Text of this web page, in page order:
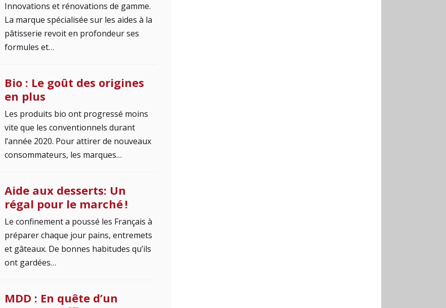
Innovations et rénovations de gamme.
La marque spécialisée sur les aides à la
pâtisserie revoit en profondeur ses
formules et…
Bio : Le goût des origines
en plus
Les produits bio ont progressé moins
vite que les conventionnels durant
l’année 2020. Pour attirer de nouveaux
consommateurs, les marques…
Aide aux desserts: Un
régal pour le marché !
Le confinement a poussé les Français à
préparer chaque jour pains, entremets
et gâteaux. De bonnes habitudes qu’ils
ont gardées…
MDD : En quête d’un